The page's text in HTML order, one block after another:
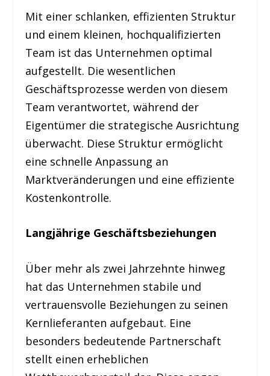
Mit einer schlanken, effizienten Struktur
und einem kleinen, hochqualifizierten
Team ist das Unternehmen optimal
aufgestellt. Die wesentlichen
Geschäftsprozesse werden von diesem
Team verantwortet, während der
Eigentümer die strategische Ausrichtung
überwacht. Diese Struktur ermöglicht
eine schnelle Anpassung an
Marktveränderungen und eine effiziente
Kostenkontrolle.
Langjährige Geschäftsbeziehungen
Über mehr als zwei Jahrzehnte hinweg
hat das Unternehmen stabile und
vertrauensvolle Beziehungen zu seinen
Kernlieferanten aufgebaut. Eine
besonders bedeutende Partnerschaft
stellt einen erheblichen